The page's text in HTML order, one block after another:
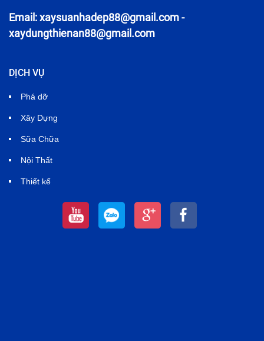
Email:xaysuanhadep88@gmail.com-
xaydungthienan88@gmail.com
DỊCH VỤ
Phá dỡ
Xây Dựng
Sữa Chữa
Nội Thất
Thiết kế